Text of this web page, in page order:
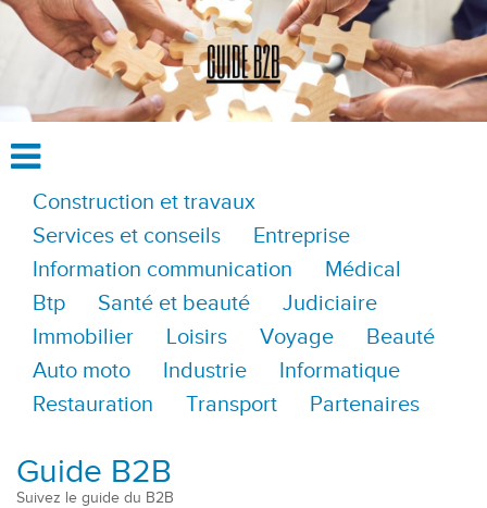
Construction et travaux
Services et conseils
Entreprise
Information communication
Médical
Btp
Santé et beauté
Judiciaire
Immobilier
Loisirs Voyage
Beauté
Auto moto
Industrie
Informatique
Restauration
Transport Partenaires
Guide B2B
Suivez le guide du B2B